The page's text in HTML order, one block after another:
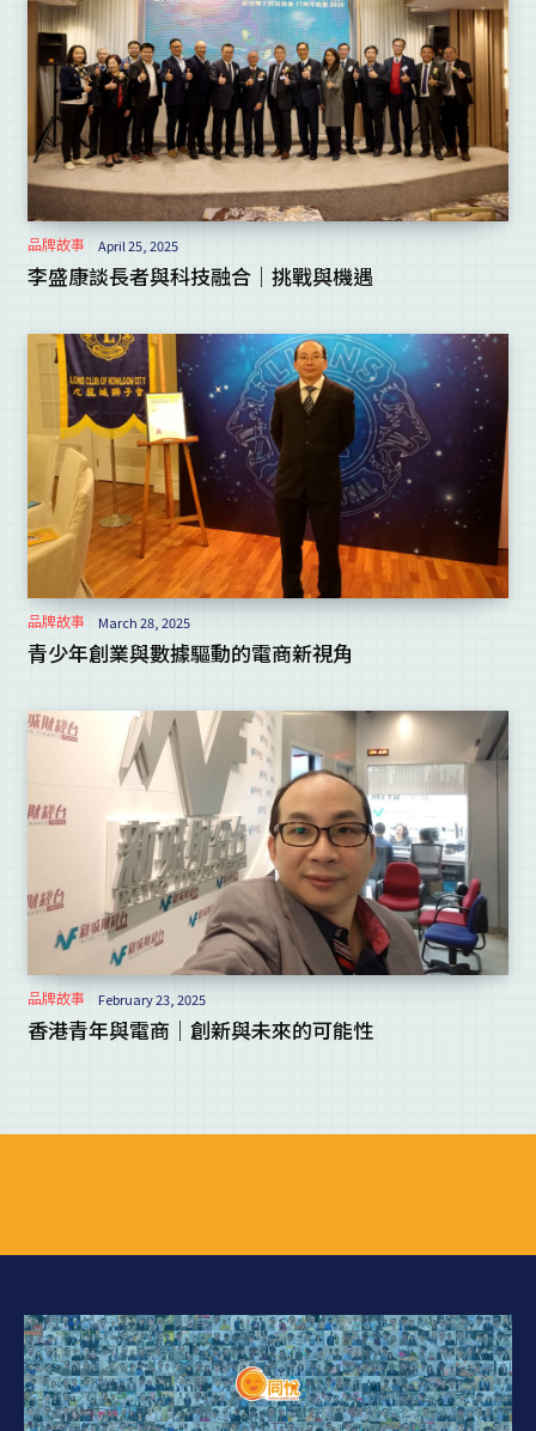
品牌故事 April 25, 2025
李盛康談長者與科技融合｜挑戰與機遇
品牌故事 March 28, 2025
青少年創業與數據驅動的電商新視角
品牌故事 February 23, 2025
香港青年與電商｜創新與未來的可能性